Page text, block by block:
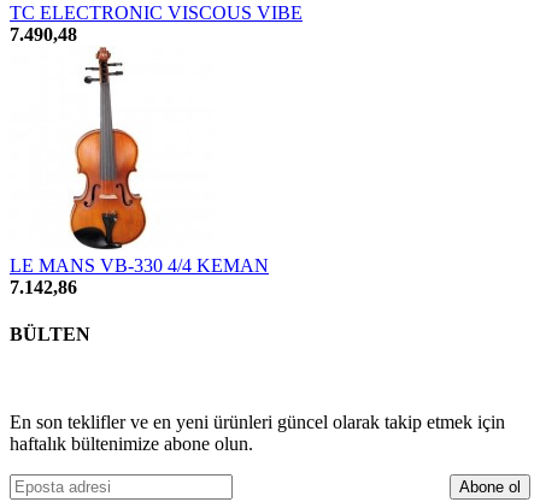
TC ELECTRONIC VISCOUS VIBE
7.490,48
LE MANS VB-330 4/4 KEMAN
7.142,86
BÜLTEN
En son teklifler ve en yeni ürünleri güncel olarak takip etmek için
haftalık bültenimize abone olun.
Abone ol